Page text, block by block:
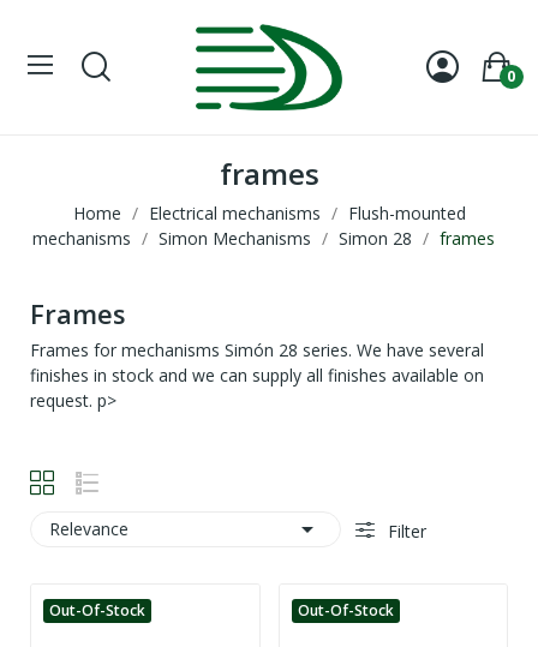
0
frames
Home Electrical mechanisms
Flush-mounted
mechanisms
Simon Mechanisms Simon 28 frames
Frames
Frames for mechanisms Simón 28 series. We have several
finishes in stock and we can supply all finishes available on
request. p>
Relevance  Filter
Out-Of-Stock Out-Of-Stock